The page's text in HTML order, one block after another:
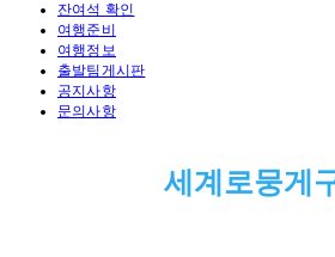
잔여석 확인
여행준비
여행정보
출발팀게시판
공지사항
문의사항
세계로뭉게